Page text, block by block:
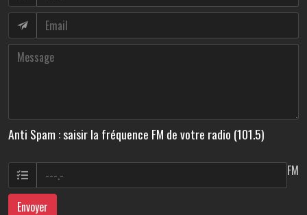
Anti Spam : saisir la fréquence FM de votre radio (101.5)
FM
Envoyer